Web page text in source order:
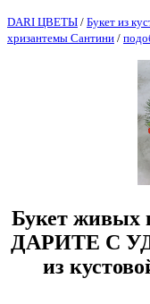
DARI ЦВЕТЫ / Букет из
хризантемы Сантини /
Букет
ДАРИТЕ С
из